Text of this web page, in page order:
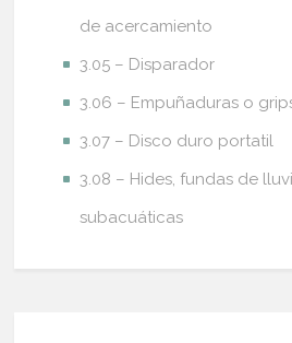
de acercamiento
3.05 – Disparador
3.06 – Empuñaduras o
3.07 – Disco duro portatil
3.08 – Hides, fundas de
subacuáticas